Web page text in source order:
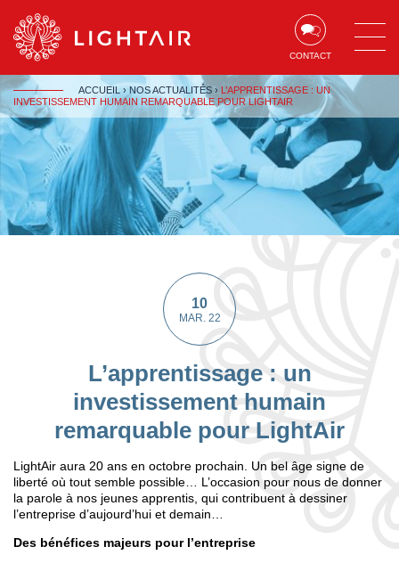
Aller au contenu Aller à la recherche
CONTACT
ACCUEIL›NOS ACTUALITÉS › L’APPRENTISSAGE : UN
INVESTISSEMENT HUMAIN REMARQUABLE POUR LIGHTAIR
L’apprentissage : un
investissement humain
remarquable pour LightAir
10
MAR. 22
LightAir aura 20 ans en octobre prochain. Un bel âge signe de
liberté où tout semble possible… L’occasion pour nous de donner
la parole à nos jeunes apprentis, qui contribuent à dessiner
l’entreprise d’aujourd’hui et demain…
Des bénéfices majeurs pour l’entreprise